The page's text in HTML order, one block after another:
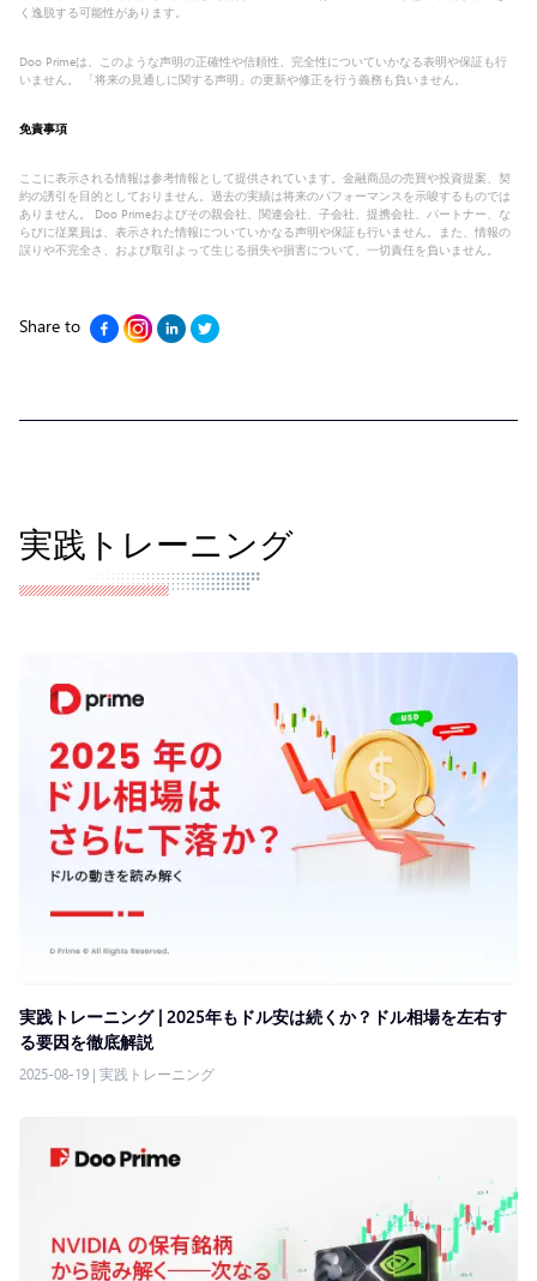
く逸脱する可能性があります。
Doo Primeは、このような声明の正確性や信頼性、完全性についていかなる表明や保証も行
いません。 「将来の見通しに関する声明」の更新や修正を行う義務も負いません。
免責事項
ここに表示される情報は参考情報として提供されています。金融商品の売買や投資提案、契
約の誘引を目的としておりません。過去の実績は将来のパフォーマンスを示唆するものでは
ありません。 Doo Primeおよびその親会社、関連会社、子会社、提携会社、パートナー、な
らびに従業員は、表示された情報についていかなる声明や保証も行いません。また、情報の
誤りや不完全さ、および取引よって生じる損失や損害について、一切責任を負いません。
Share to
実践トレーニング
実践トレーニング | 2025年もドル安は続くか？ドル相場を左右す
る要因を徹底解説
2025-08-19 | 実践トレーニング